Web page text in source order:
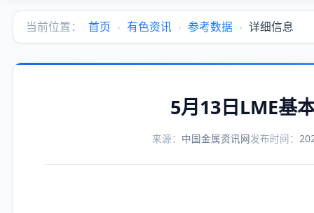
当前位置： 首页 › 有色资讯 › 参考数据 › 详细信息
5月13日LME基
来源： 中国金属资讯网发布时间：